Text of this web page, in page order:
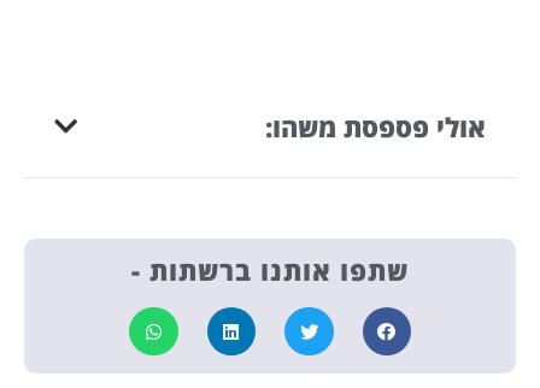
אולי פספסת משהו:
שתפו אותנו ברשתות -